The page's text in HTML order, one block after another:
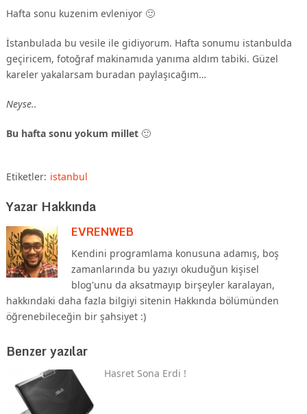
Hafta sonu kuzenim evleniyor 🙂
İstanbulada bu vesile ile gidiyorum. Hafta sonumu istanbulda
geçiricem, fotoğraf makinamıda yanıma aldım tabiki. Güzel
kareler yakalarsam buradan paylaşıcağım…
Neyse..
Bu hafta sonu yokum millet🙂
Etiketler: istanbul
Yazar Hakkında
EVRENWEB
Kendini programlama konusuna adamış, boş
zamanlarında bu yazıyı okuduğun kişisel
blog'unu da aksatmayıp birşeyler karalayan,
hakkındaki daha fazla bilgiyi sitenin Hakkında bölümünden
öğrenebileceğin bir şahsiyet :)
Benzer yazılar
Hasret Sona Erdi !